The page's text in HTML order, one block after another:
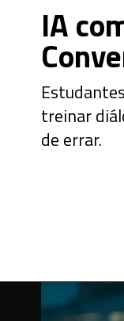
treinar
de errar.
IA